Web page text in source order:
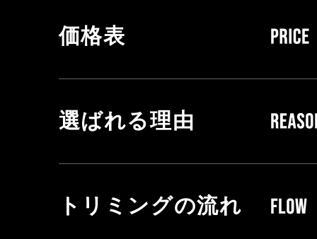
価格表
選ばれる理由
トリミングの流れ